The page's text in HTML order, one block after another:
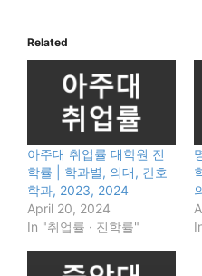
Related
아주대 취업률 대학원 진
학률 | 학과별, 의대, 간호
학과, 2023, 2024
April 20, 2024
In "취업률 · 진학률"